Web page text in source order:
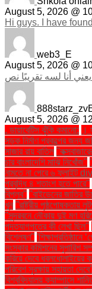
August 5, 2026 @
Hi guys. I have
web3_E
August 5, 2026 @
August 5, 2026 @
. ডায়াবেটিস ঝুঁকি কমানো:
।
সড়ক নির্মাণ প্রকল্পের জন্য
সাজার রায় বাতিল
চার বাংলাদেশি মাঝি নিখোঁজ''
নামতে না পেরে ৬ ফ্লাইট
প্রবৃদ্ধি ৪ শতাংশ হতে পারে''
বিপ্লব'' ''বাইডেনের জাতির
খুন ''রাষ্ট্রীয় পৃষ্ঠপোষকতায়
''সুন্দরবনে নৌকায় দুই মণ
পদত্যাগপত্রে কী লেখা ছিল''
বিশ্লেষণ'' 'শিক্ষাপ্রতিষ্ঠানে
সংস্কার কমিশনের সুপারিশ
করিয়ে দেবে ধবলধোলাইয়ের
পরিবেশ সুরক্ষায় সহায়তা দেবে’
বিশ্ববিদ্যালয় ক্যাম্পাসে